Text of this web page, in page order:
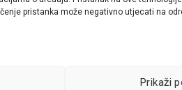
pristanka može negativno utjecati na
Prikaži